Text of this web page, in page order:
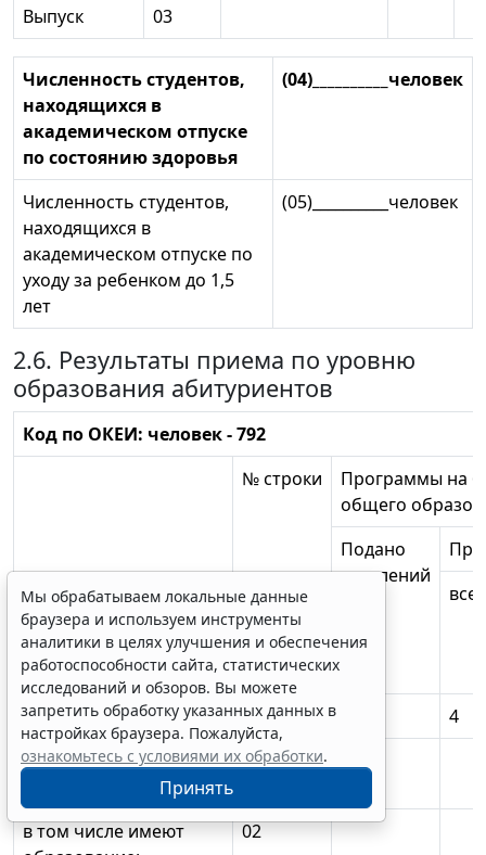
Выпуск 03
Численность студентов,
находящихся в
академическом отпуске
по состоянию здоровья
(04)__________человек
Численность студентов,
находящихся в
академическом отпуске по
уходу за ребенком до 1,5
лет
(05)__________человек
2.6. Результаты приема по уровню
образования абитуриентов
Код по ОКЕИ: человек - 792
№ строки
Программы на
общего
Подано
заявлений
1 2
4
Всего (сумма строк 02,
01
в том числе имеют
02
Мы обрабатываем локальные данные
браузера и используем инструменты
аналитики в целях улучшения и обеспечения
настройках браузера. Пожалуйста,
ознакомьтесь с условиями их обработки
Принять
Erid: 4CQwVszH9pWwojUA9Q3 Реклама
Получите полный доступ к системе
ГАРАНТ бесплатно на 3 дня!
Получить доступ